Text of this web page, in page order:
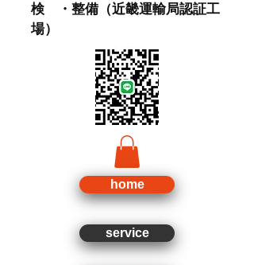
検 ・整備（近畿運輸局認証工
場）
home
service